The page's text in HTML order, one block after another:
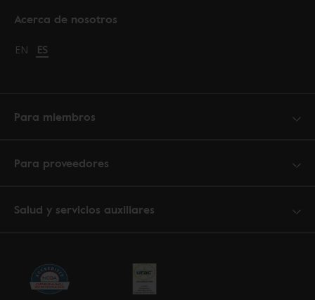
Acerca de nosotros
Change language to English
EN Cambiar idioma a español
ES
Para miembros
Para proveedores
Salud y servicios auxiliares